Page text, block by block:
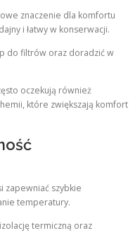
znaczenie dla komfortu
i łatwy w konserwacji.
do filtrów oraz doradzić w
oczekują również
które zwiększają komfort
zapewniać szybkie
temperatury.
termiczną oraz